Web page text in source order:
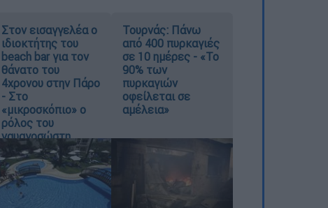
Στον εισαγγελέα ο
ιδιοκτήτης του
beach bar για τον
θάνατο του
4χρονου στην Πάρο
- Στο
«μικροσκόπιο» ο
ρόλος του
ναυαγοσώστη
Τουρνάς: Πάνω
από 400 πυρκαγιές
σε 10 ημέρες - «Το
90% των
πυρκαγιών
οφείλεται σε
αμέλεια»